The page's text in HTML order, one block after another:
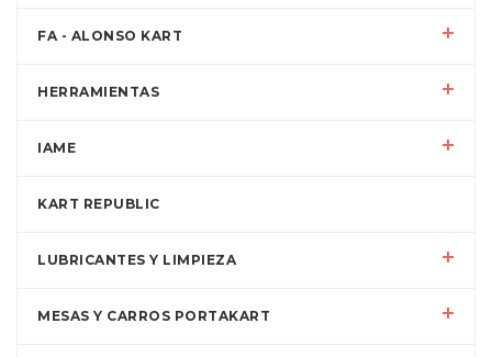
FA - ALONSO KART
HERRAMIENTAS
IAME
KART REPUBLIC
LUBRICANTES Y LIMPIEZA
MESAS Y CARROS PORTAKART